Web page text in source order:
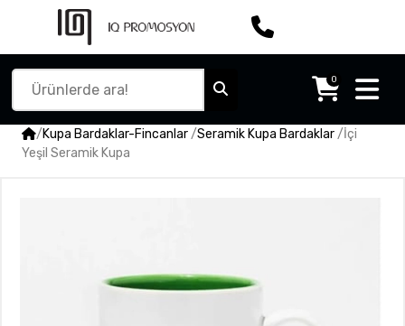
0
/Kupa Bardaklar-Fincanlar/Seramik Kupa Bardaklar/İçi
Yeşil Seramik Kupa